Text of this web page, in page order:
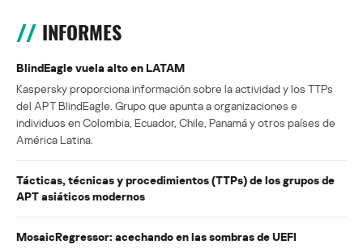
INFORMES
BlindEagle vuela alto en LATAM
Kaspersky proporciona información sobre la actividad y los TTPs
del APT BlindEagle. Grupo que apunta a organizaciones e
individuos en Colombia, Ecuador, Chile, Panamá y otros países de
América Latina.
Tácticas, técnicas y procedimientos (TTPs) de los grupos de
APT asiáticos modernos
MosaicRegressor: acechando en las sombras de UEFI